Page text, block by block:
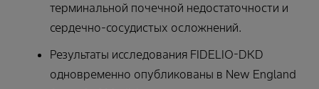
терминальной почечной недостаточности и
сердечно-сосудистых осложнений.
Результаты исследования FIDELIO-DKD
одновременно опубликованы в New England